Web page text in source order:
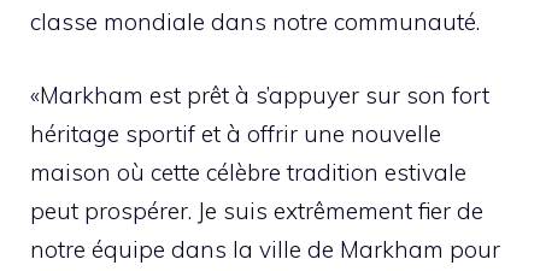
classe mondiale dans notre communauté.
«Markham est prêt à s’appuyer sur son fort
héritage sportif et à offrir une nouvelle
maison où cette célèbre tradition estivale
peut prospérer. Je suis extrêmement fier de
notre équipe dans la ville de Markham pour